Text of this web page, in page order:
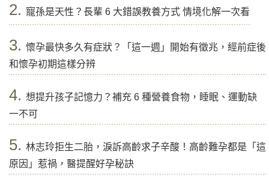
2. 寵孫是天性？長輩 6 大錯誤教養方式 情境化解一次看
3. 懷孕最快多久有症狀？「這一週」開始有徵兆，經前症後
和懷孕初期這樣分辨
4. 想提升孩子記憶力？補充 6 種營養食物，睡眠、運動缺
一不可
5. 林志玲拒生二胎，淚訴高齡求子辛酸！高齡難孕都是「這
原因」惹禍，醫提醒好孕秘訣